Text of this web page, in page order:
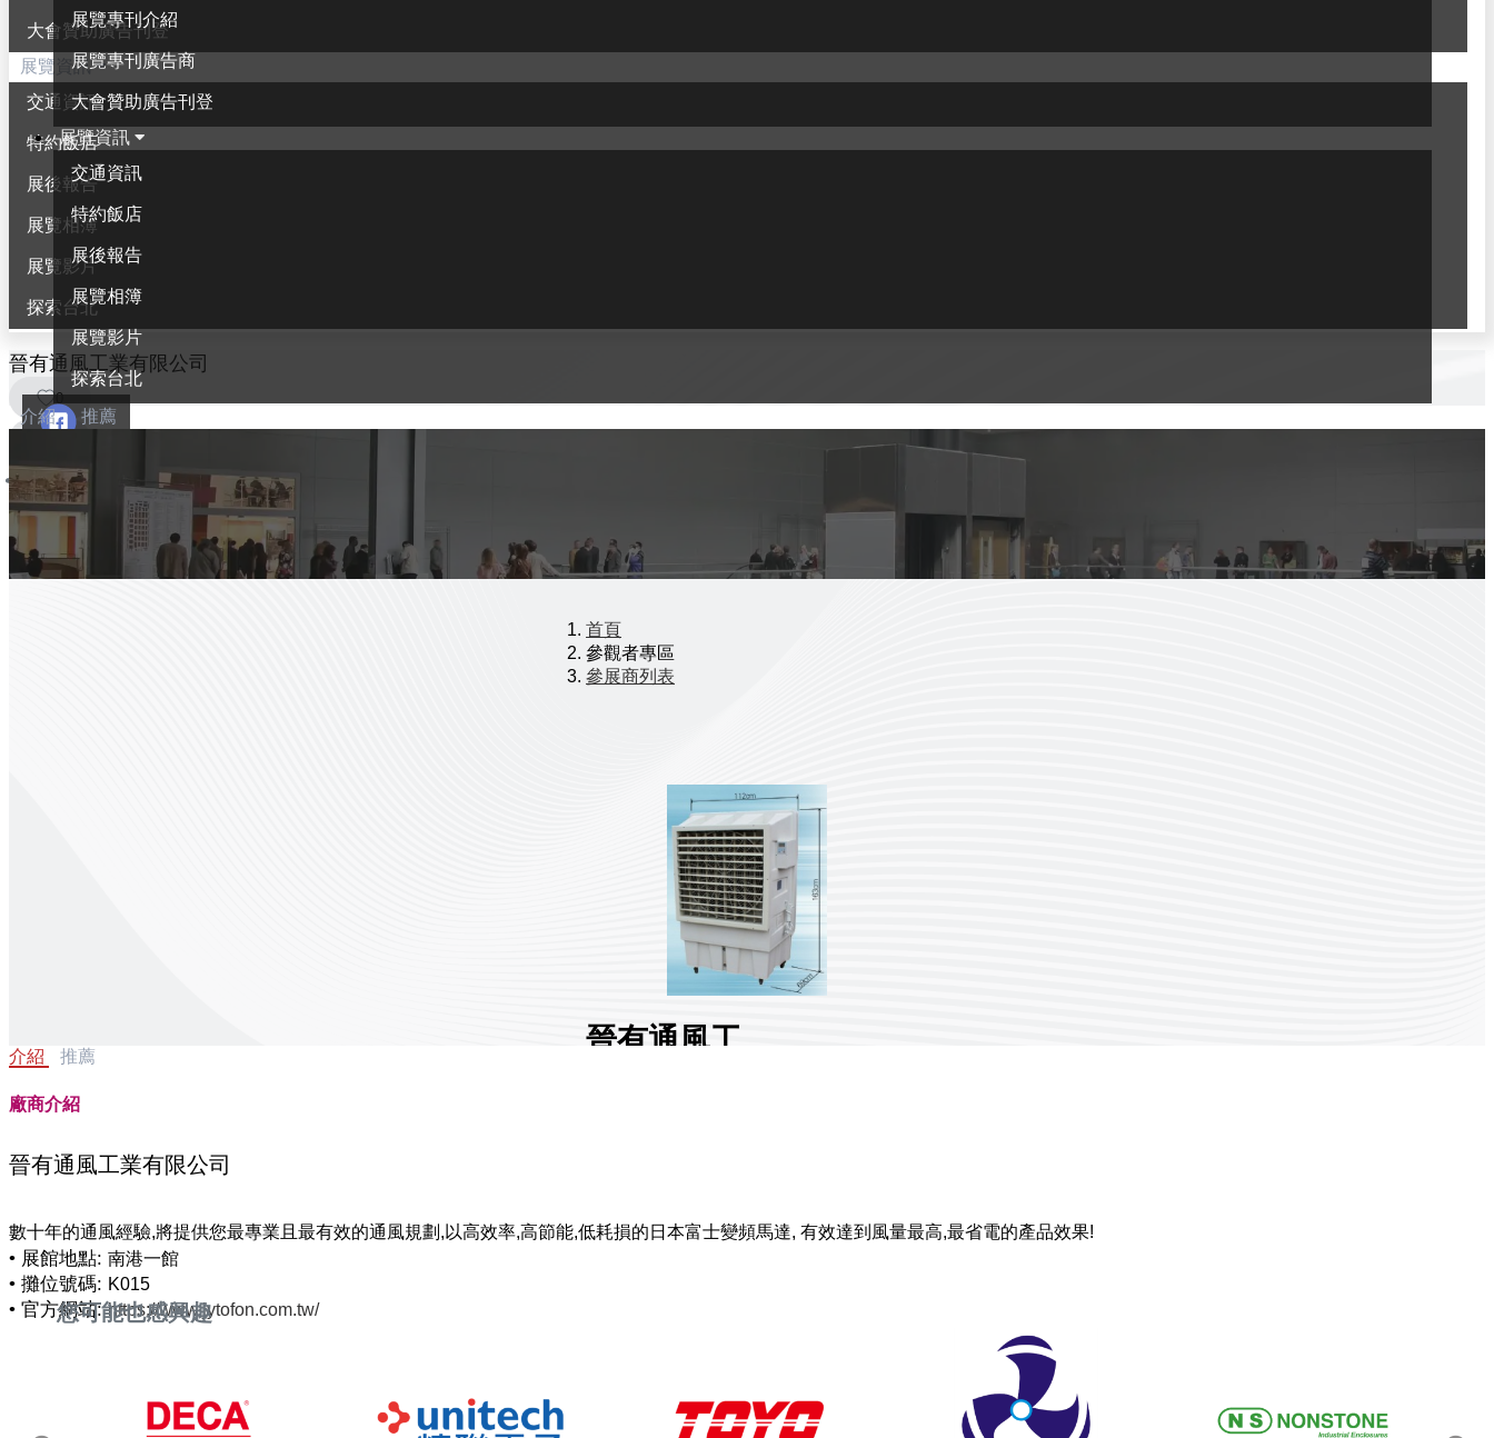
展覽專刊介紹
展覽專刊廣告商
大會贊助廣告刊登
展覽資訊
交通資訊
特約飯店
展後報告
展覽相簿
展覽影片
探索台北
大會贊助廣告刊登
展覽資訊
交通資訊
特約飯店
展後報告
展覽相簿
展覽影片
探索台北
晉有通風工業有限公司
0
介紹 推薦
首頁
參觀者專區
參展商列表
晉有通風工
介紹 推薦
廠商介紹
晉有通風工業有限公司
• 展館地點: 南港一館
• 攤位號碼: K015
• 官方網站:https://www.jytofon.com.tw/
您可能也感興趣